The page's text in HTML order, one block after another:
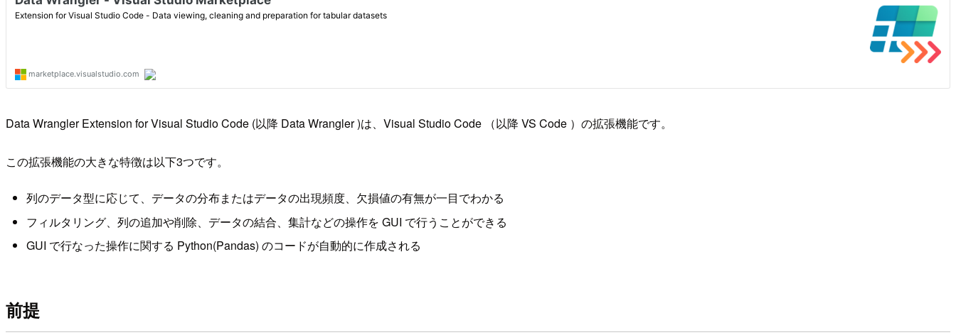
Data Wrangler Extension for Visual Studio Code (以降 Data Wrangler )は、Visual Studio Code （以降 VS Code ）の拡張機能です。
この拡張機能の大きな特徴は以下3つです。
列のデータ型に応じて、データの分布またはデータの出現頻度、欠損値の有無が一目でわかる
フィルタリング、列の追加や削除、データの結合、集計などの操作を GUI で行うことができる
GUI で行なった操作に関する Python(Pandas) のコードが自動的に作成される
前提